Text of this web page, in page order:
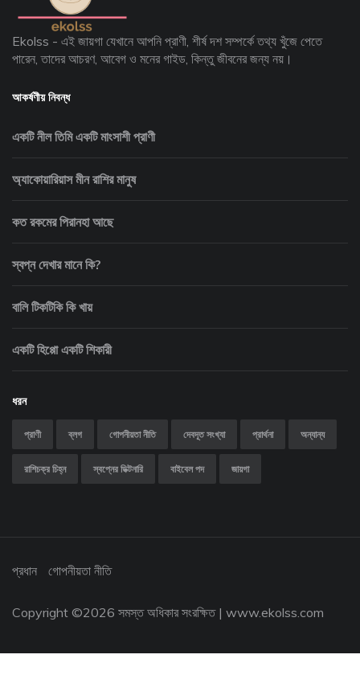
Ekolss - এই জায়গা যেখানে আপনি প্রাণী, শীর্ষ দশ সম্পর্কে তথ্য খুঁজে পেতে
পারেন, তাদের আচরণ, আবেগ ও মনের গাইড, কিন্তু জীবনের জন্য নয়।
আকর্ষণীয় নিবন্ধ
একটি নীল তিমি একটি মাংসাশী প্রাণী
অ্যাকোয়ারিয়াস মীন রাশির মানুষ
কত রকমের পিরানহা আছে
স্বপ্ন দেখার মানে কি?
বালি টিকটিকি কি খায়
একটি হিপ্পো একটি শিকারী
ধরন
প্রাণী ব্লগ গোপনীয়তা নীতি দেবদূত সংখ্যা প্রার্থনা অন্যান্য
রাশিচক্র চিহ্ন স্বপ্নের ডিক্টনারি বাইবেল পদ জায়গা
প্রধান গোপনীয়তা নীতি
Copyright ©2026 সমস্ত অধিকার সংরক্ষিত | www.ekolss.com